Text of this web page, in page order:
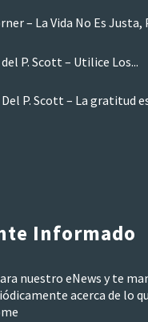
– La Vida No Es Justa,
P. Scott – Utilice Los...
P. Scott – La gratitud
Informado
nuestro eNews y te
acerca de lo